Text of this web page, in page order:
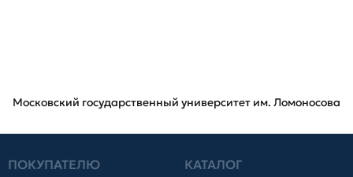
Московский государственный университет им. Ломоносова
ПОКУПАТЕЛЮ КАТАЛОГ